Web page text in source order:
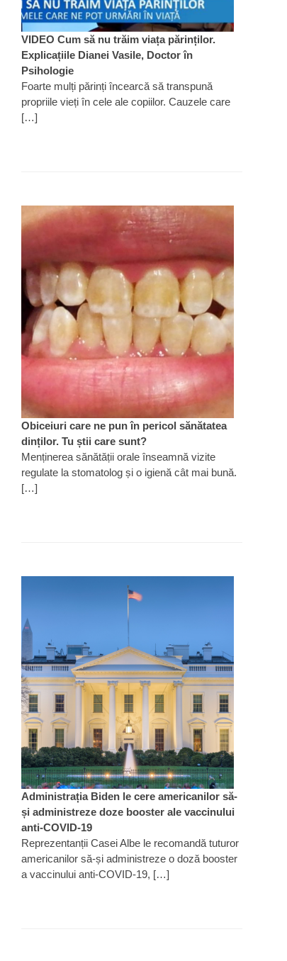
VIDEO Cum să nu trăim viața părinților.
Explicațiile Dianei Vasile, Doctor în
Psihologie
Foarte mulți părinți încearcă să transpună
propriile vieți în cele ale copiilor. Cauzele care
[…]
Obiceiuri care ne pun în pericol sănătatea
dinților. Tu știi care sunt?
Menținerea sănătății orale înseamnă vizite
regulate la stomatolog și o igienă cât mai bună.
[…]
Administrația Biden le cere americanilor să-
și administreze doze booster ale vaccinului
anti-COVID-19
Reprezentanții Casei Albe le recomandă tuturor
americanilor să-și administreze o doză booster
a vaccinului anti-COVID-19, […]